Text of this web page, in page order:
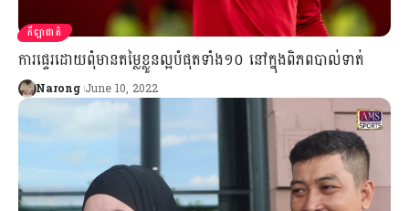
កីឡាជាតិ
ការផ្ទេរដោយពុំមានតម្លៃខ្លួនល្អបំផុតទាំង១០ នៅក្នុងពិភពបាល់ទាត់
Narong June 10, 2022